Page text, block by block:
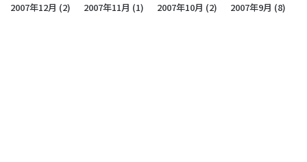
2007年12月 (2) 2007年11月 (1) 2007年10月 (2) 2007年9月 (8)